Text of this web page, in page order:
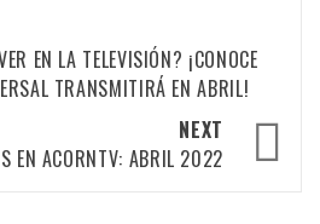
EN LA TELEVISIÓN? ¡CONOCE
TRANSMITIRÁ EN ABRIL!
NEXT
EN ACORNTV: ABRIL 2022